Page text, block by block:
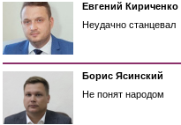
Евгений Кириченко
Неудачно станцевал
Борис Ясинский
Не понят народом